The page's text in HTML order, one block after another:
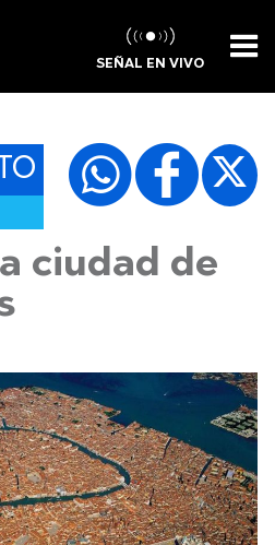
SEÑAL EN VIVO
ciudad de